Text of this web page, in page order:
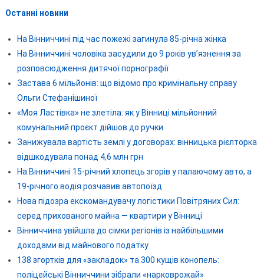
Останні новини
На Вінниччині під час пожежі загинула 85-річна жінка
На Вінниччині чоловіка засудили до 9 років ув’язнення за
розповсюдження дитячої порнографії
Застава 6 мільйонів: що відомо про кримінальну справу
Ольги Стефанішиної
«Моя Ластівка» не злетіла: як у Вінниці мільйонний
комунальний проєкт дійшов до ручки
Занижувала вартість землі у договорах: вінницька рієлторка
відшкодувала понад 4,6 млн грн
На Вінниччині 15-річний хлопець згорів у палаючому авто, а
19-річного водія розчавив автопоїзд
Нова підозра екскомандувачу логістики Повітряних Сил:
серед прихованого майна — квартири у Вінниці
Вінниччина увійшла до сімки регіонів із найбільшими
доходами від майнового податку
138 згортків для «закладок» та 300 кущів конопель:
поліцейські Вінниччини зібрали «нарковрожай»